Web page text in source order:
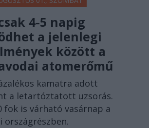
4-5 napig
a jelenlegi
között a
atomerőmű
kamatra adott
a letartóztatott uzsorás.
fok is várható vasárnap a
országrészben.